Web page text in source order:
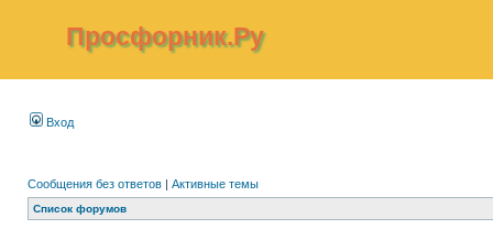
Просфорник.Ру
Вход
Сообщения без ответов | Активные темы
Список форумов